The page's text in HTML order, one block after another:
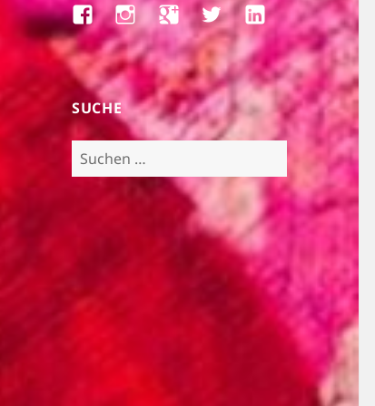
FacebookInstagram
Google+TwitterLinkedIn
SUCHE
Suchen
nach: